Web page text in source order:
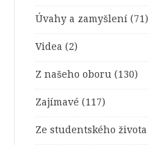
Úvahy a zamyšlení (71)
Videa (2)
Z našeho oboru (130)
Zajímavé (117)
Ze studentského života